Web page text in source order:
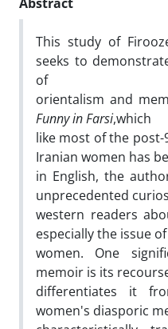
This study of
seeks to
of
orientalism and
Funny in Farsi,which
like most of the
Iranian women has
in English, the
unprecedented
western readers
especially the issue
women. One
memoir is its
differentiates it
women's diasporic